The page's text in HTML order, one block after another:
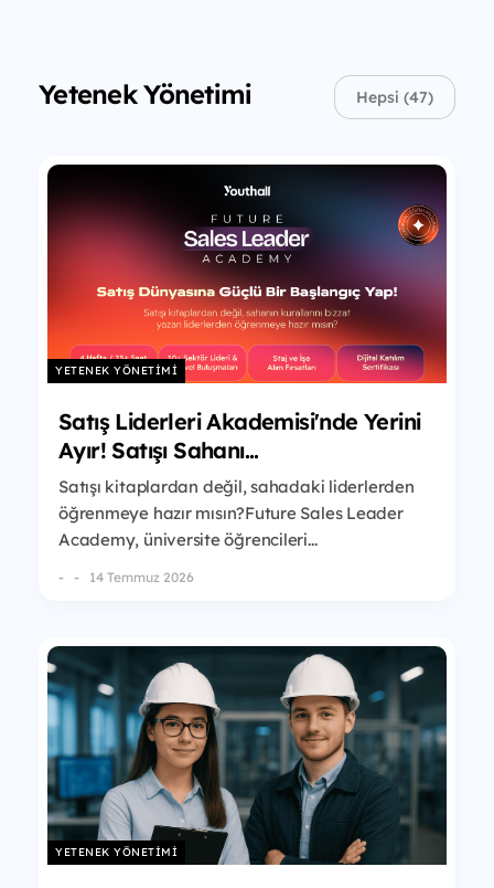
Yetenek Yönetimi Hepsi (47)
YETENEK YÖNETIMI
Satış Liderleri Akademisi'nde Yerini
Ayır! Satışı Sahanı...
Satışı kitaplardan değil, sahadaki liderlerden
öğrenmeye hazır mısın?Future Sales Leader
Academy, üniversite öğrencileri...
- 14 Temmuz 2026
YETENEK YÖNETIMI